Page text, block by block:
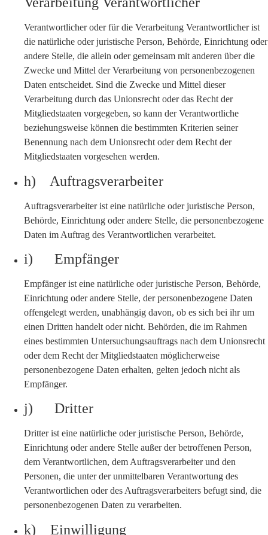
Verantwortlicher oder für die Verarbeitung Verantwortlicher ist
die natürliche oder juristische Person, Behörde, Einrichtung oder
andere Stelle, die allein oder gemeinsam mit anderen über die
Zwecke und Mittel der Verarbeitung von personenbezogenen
Daten entscheidet. Sind die Zwecke und Mittel dieser
Verarbeitung durch das Unionsrecht oder das Recht der
Mitgliedstaaten vorgegeben, so kann der Verantwortliche
beziehungsweise können die bestimmten Kriterien seiner
Benennung nach dem Unionsrecht oder dem Recht der
Mitgliedstaaten vorgesehen werden.
h) Auftragsverarbeiter
Auftragsverarbeiter ist eine natürliche oder juristische Person,
Behörde, Einrichtung oder andere Stelle, die personenbezogene
Daten im Auftrag des Verantwortlichen verarbeitet.
i) Empfänger
Empfänger ist eine natürliche oder juristische Person, Behörde,
Einrichtung oder andere Stelle, der personenbezogene Daten
offengelegt werden, unabhängig davon, ob es sich bei ihr um
einen Dritten handelt oder nicht. Behörden, die im Rahmen
eines bestimmten Untersuchungsauftrags nach dem Unionsrecht
oder dem Recht der Mitgliedstaaten möglicherweise
personenbezogene Daten erhalten, gelten jedoch nicht als
Empfänger.
j) Dritter
Dritter ist eine natürliche oder juristische Person, Behörde,
Einrichtung oder andere Stelle außer der betroffenen Person,
dem Verantwortlichen, dem Auftragsverarbeiter und den
Personen, die unter der unmittelbaren Verantwortung des
Verantwortlichen oder des Auftragsverarbeiters befugt sind, die
personenbezogenen Daten zu verarbeiten.
k) Einwilligung